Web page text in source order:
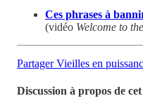
Ces phrases à
(vidéo Welcome to
Partager Vieilles en
Discussion à propos de